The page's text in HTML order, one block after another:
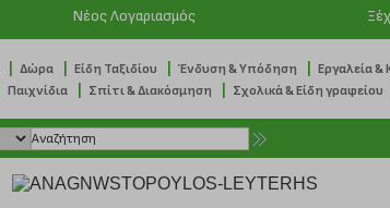
Νέος Λογαριασμός
Δώρα Είδη Ταξιδίου Ένδυση & Υπόδηση Εργαλεία &
Παιχνίδια Σπίτι & Διακόσμηση Σχολικά & Είδη γραφείου